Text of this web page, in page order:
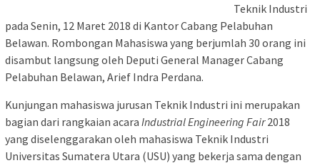
Teknik Industri
pada Senin, 12 Maret 2018 di Kantor Cabang Pelabuhan
Belawan. Rombongan Mahasiswa yang berjumlah 30 orang ini
disambut langsung oleh Deputi General Manager Cabang
Pelabuhan Belawan, Arief Indra Perdana.
Kunjungan mahasiswa jurusan Teknik Industri ini merupakan
bagian dari rangkaian acara Industrial Engineering Fair2018
yang diselenggarakan oleh mahasiswa Teknik Industri
Universitas Sumatera Utara (USU) yang bekerja sama dengan